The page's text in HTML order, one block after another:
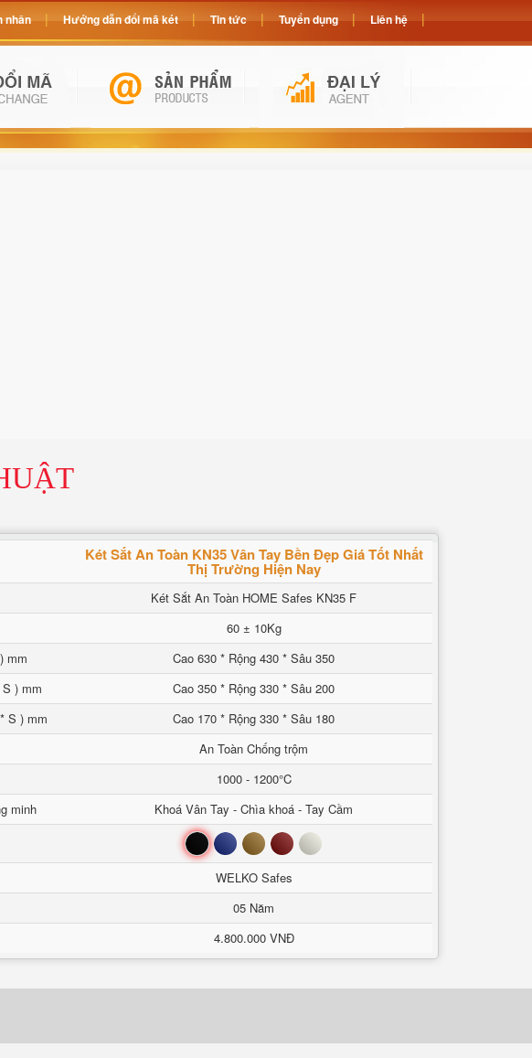
Két Sắt An Toàn KN35 Vân Tay Bền Đẹp Giá Tốt Nhất
Thị Trường Hiện Nay
Két Sắt An Toàn HOME Safes KN35 F
60 ± 10Kg
mm
Cao 630 * Rộng 430 * Sâu 350
) mm
Cao 350 * Rộng 330 * Sâu 200
S ) mm
Cao 170 * Rộng 330 * Sâu 180
An Toàn Chống trộm
1000 - 1200°C
minh
Khoá Vân Tay - Chìa khoá - Tay Cầm
Đen Xanh Nâu Đỏ Trắng
WELKO Safes
05 Năm
4.800.000 VNĐ
nhân Hướng dẫn đổi mã két Tin tức Tuyển dụng Liên hệ